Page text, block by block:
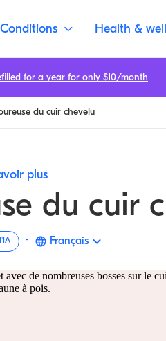
Conditions Health &
du cuir chevelu
plus
du cuir
· Français
for a year for only $10/month